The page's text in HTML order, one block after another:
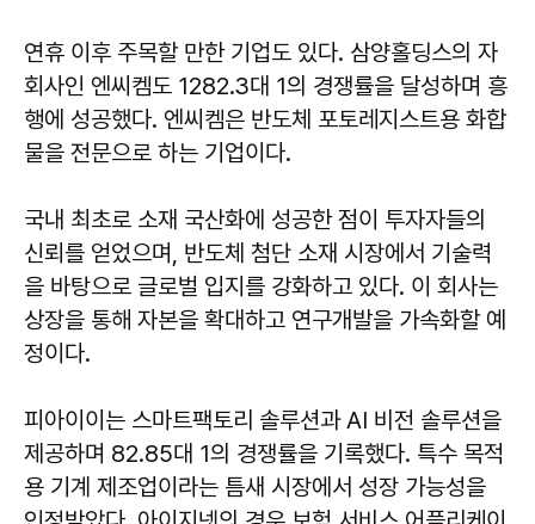
연휴 이후 주목할 만한 기업도 있다. 삼양홀딩스의 자
회사인 엔씨켐도 1282.3대 1의 경쟁률을 달성하며 흥
행에 성공했다. 엔씨켐은 반도체 포토레지스트용 화합
물을 전문으로 하는 기업이다.
국내 최초로 소재 국산화에 성공한 점이 투자자들의
신뢰를 얻었으며, 반도체 첨단 소재 시장에서 기술력
을 바탕으로 글로벌 입지를 강화하고 있다. 이 회사는
상장을 통해 자본을 확대하고 연구개발을 가속화할 예
정이다.
피아이이는 스마트팩토리 솔루션과 AI 비전 솔루션을
제공하며 82.85대 1의 경쟁률을 기록했다. 특수 목적
용 기계 제조업이라는 틈새 시장에서 성장 가능성을